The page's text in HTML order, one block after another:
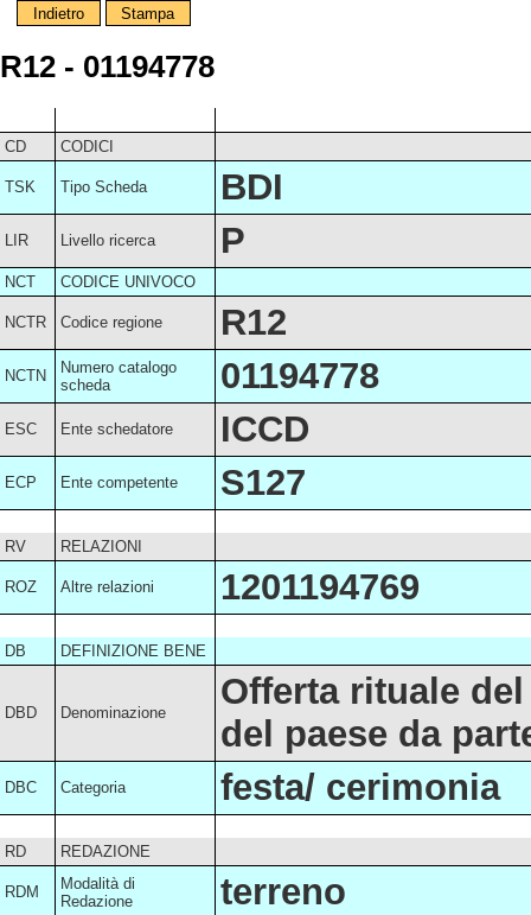
Indietro Stampa
R12 - 01194778
CD CODICI
TSK Tipo Scheda BDI
LIR Livello ricerca P
NCT CODICE UNIVOCO
NCTR Codice regione R12
NCTN
Numero catalogo
scheda
01194778
ESC Ente schedatore ICCD
ECP Ente competente S127
RV RELAZIONI
ROZ Altre relazioni 1201194769
DB DEFINIZIONE BENE
DBD Denominazione
Offerta rituale
del paese da
DBC Categoria festa/ cerimonia
RD REDAZIONE
RDM
Modalità di
Redazione
terreno